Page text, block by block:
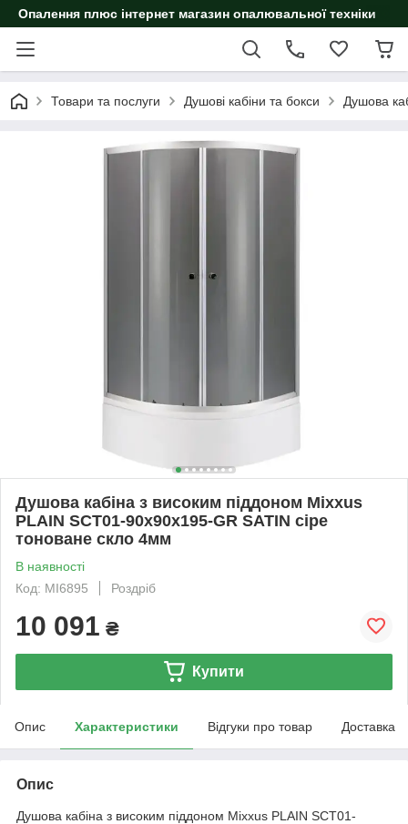
Опалення плюс інтернет магазин опалювальної техніки
Товари та послуги Душові кабіни та бокси Душова
Душова кабіна з високим піддоном Mixxus
PLAIN SCT01-90x90x195-GR SATIN сіре
тоноване скло 4мм
В наявності
Код: MI6895
Роздріб
10 091 ₴
Купити
Опис Характеристики Відгуки про товар Доставка
Опис
Душова кабіна з високим піддоном Mixxus PLAIN SCT01-